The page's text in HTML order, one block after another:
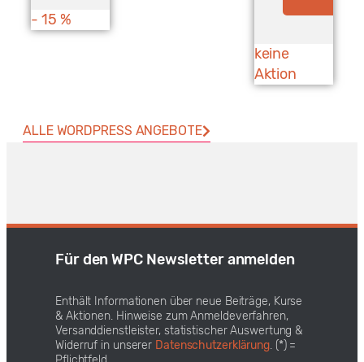
- 15 %
keine
Aktion
ALLE WORDPRESS ANGEBOTE
Für den WPC Newsletter anmelden
Enthält Informationen über neue Beiträge, Kurse
& Aktionen. Hinweise zum Anmeldeverfahren,
Versanddienstleister, statistischer Auswertung &
Widerruf in unserer Datenschutzerklärung. (*) =